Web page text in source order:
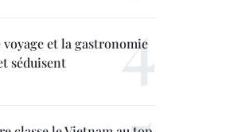
voyage et la gastronomie
séduisent